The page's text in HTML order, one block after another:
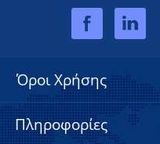
Όροι Χρήσης
Πληροφορίες